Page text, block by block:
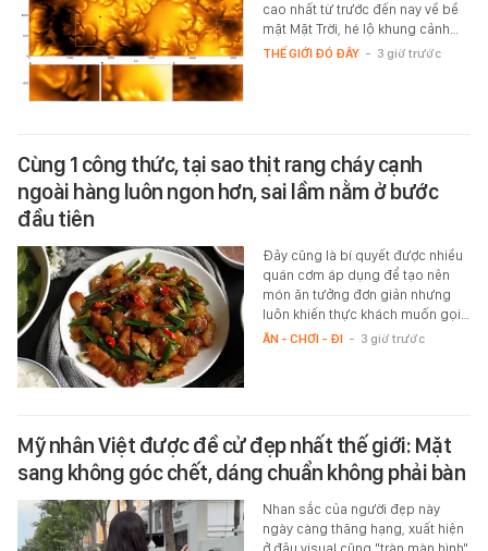
cao nhất từ trước đến nay về bề
mặt Mặt Trời, hé lộ khung cảnh…
THẾ GIỚI ĐÓ ĐÂY - 3 giờ trước
Cùng 1 công thức, tại sao thịt rang cháy cạnh
ngoài hàng luôn ngon hơn, sai lầm nằm ở bước
đầu tiên
Đây cũng là bí quyết được nhiều
quán cơm áp dụng để tạo nên
món ăn tưởng đơn giản nhưng
luôn khiến thực khách muốn gọi…
ĂN - CHƠI - ĐI - 3 giờ trước
Mỹ nhân Việt được đề cử đẹp nhất thế giới: Mặt
sang không góc chết, dáng chuẩn không phải bàn
Nhan sắc của người đẹp này
ngày càng thăng hạng, xuất hiện